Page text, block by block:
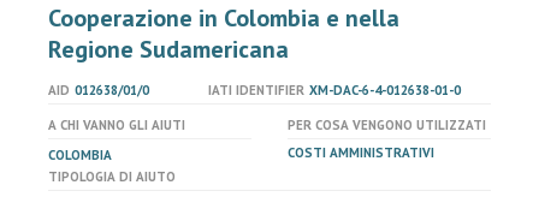
Cooperazione in Colombia e nella
Regione Sudamericana
AID 012638/01/0 IATI IDENTIFIER XM-DAC-6-4-012638-01-0
A CHI VANNO GLI AIUTI
COLOMBIA
PER COSA VENGONO UTILIZZATI
COSTI AMMINISTRATIVI
TIPOLOGIA DI AIUTO